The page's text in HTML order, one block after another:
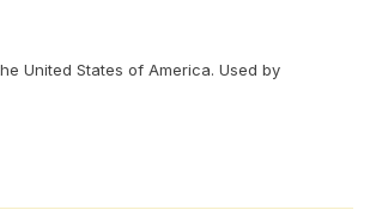
United States of America. Used by